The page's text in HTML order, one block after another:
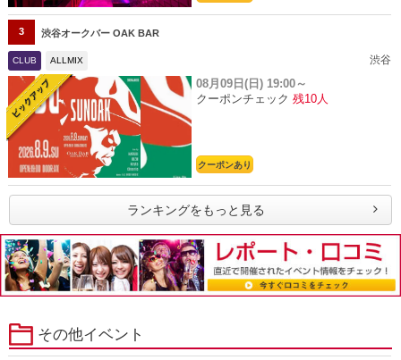
3 渋谷オークバー OAK BAR
CLUB ALLMIX 渋谷
08月09日(日) 19:00～
クーポンチェック 残10人
クーポンあり
ランキングをもっと見る
その他イベント